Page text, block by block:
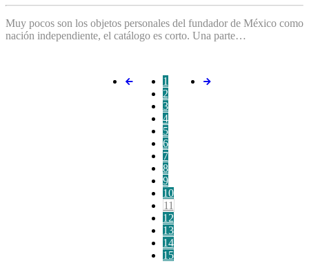
Muy pocos son los objetos personales del fundador de México como
nación independiente, el catálogo es corto. Una parte…
1
2
3
4
5
6
7
8
9
10
11
12
13
14
15